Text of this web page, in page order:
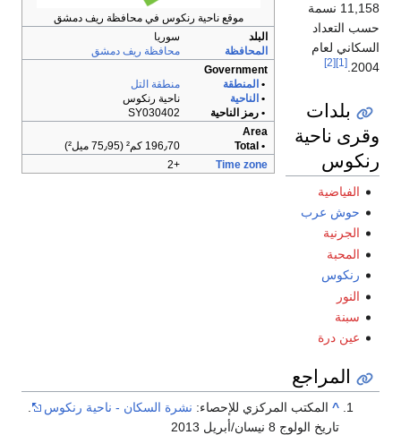
موقع ناحية رنكوس في محافظة ريف دمشق
البلد
سوريا
المحافظة
محافظة ريف دمشق
Government
• المنطقة
منطقة التل
• الناحية
ناحية رنكوس
• رمز الناحية
SY030402
Area
• Total
196٫70 كم² (75٫95 ميل²)
Time zone
+2
11,158 نسمة
حسب التعداد
السكاني لعام
2004.
[1]
[2]
بلدات
وقرى ناحية
رنكوس
الفياضية
حوش عرب
الجرنية
المحبة
رنكوس
النور
سبنة
عين درة
المراجع
^ المكتب المركزي للإحصاء: نشرة السكان - ناحية رنكوس
تاريخ الولوج 8 نيسان/أبريل 2013